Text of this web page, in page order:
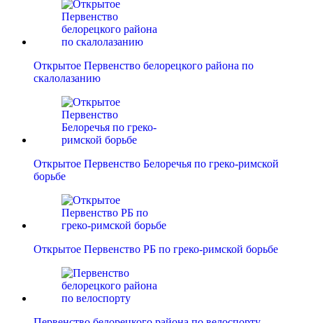
Открытое Первенство белорецкого района по
скалолазанию
Открытое Первенство Белоречья по греко-римской
борьбе
Открытое Первенство РБ по греко-римской борьбе